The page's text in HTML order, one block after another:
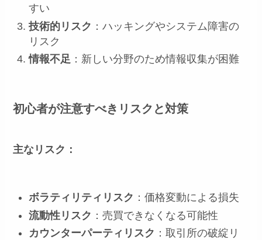
すい
技術的リスク ：ハッキングやシステム障害の
リスク
情報不足 ：新しい分野のため情報収集が困難
初心者が注意すべきリスクと対策
主なリスク：
ボラティリティリスク ：価格変動による損失
流動性リスク ：売買できなくなる可能性
カウンターパーティリスク ：取引所の破綻リ